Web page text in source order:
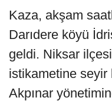
Kaza, akşam
Darıdere köyü
geldi. Niksar
istikametine
Akpınar